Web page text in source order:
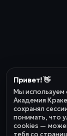
Привет! 👋
Мы используем
Академия
сохранял
понимать, что
cookies —
тебя со